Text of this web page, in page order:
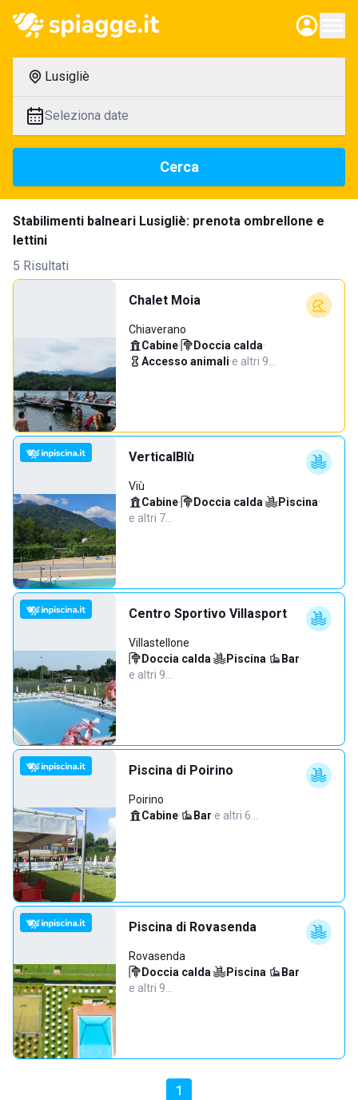
Lusigliè
Seleziona date
Cerca
Stabilimenti balneari Lusigliè: prenota ombrellone e
lettini
5 Risultati
Chalet Moia
Chiaverano
Cabine· Doccia calda·
Accesso animali·e altri 9…
VerticalBlù
Viù
Cabine· Doccia calda· Piscina·
e altri 7…
Centro Sportivo Villasport
Villastellone
Doccia calda· Piscina· Bar·
e altri 9…
Piscina di Poirino
Poirino
Cabine· Bar·e altri 6…
Piscina di Rovasenda
Rovasenda
Doccia calda· Piscina· Bar·
e altri 9…
1